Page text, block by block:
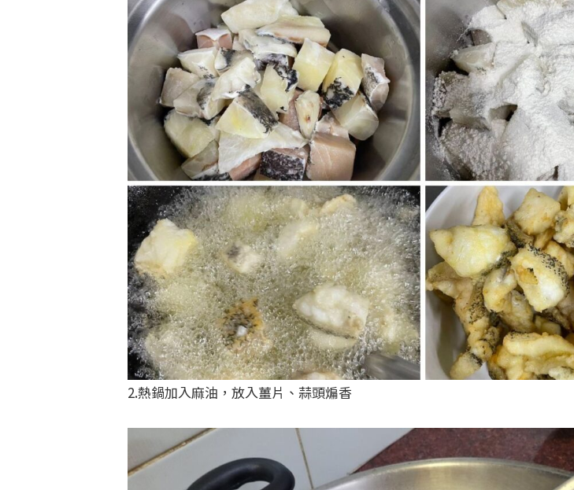
2.熱鍋加入麻油，放入薑片、蒜頭煸香